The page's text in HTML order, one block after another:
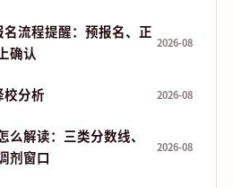
流程提醒：预报名、正
确认
2026-08
分析 2026-08
么解读：三类分数线、
剂窗口
2026-08